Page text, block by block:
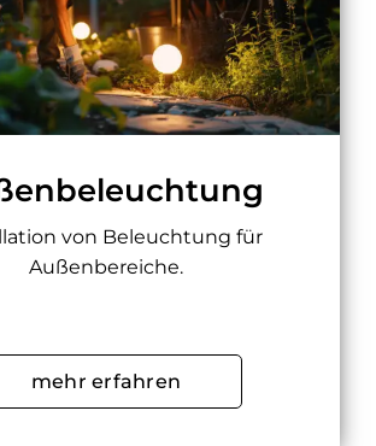
von Beleuchtung für
Außenbereiche.
mehr erfahren